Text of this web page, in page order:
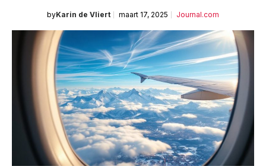
byKarin de Vliert maart 17, 2025 Journal.com